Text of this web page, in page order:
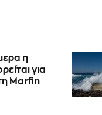
η
για
Marfin